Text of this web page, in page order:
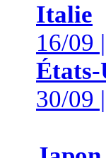
Italie
16/09
États-
30/09